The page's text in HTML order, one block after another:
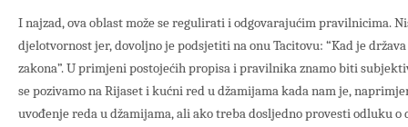
I najzad, ova oblast može se regulirati i odgovarajućim pravilnicima.
djelotvornost jer, dovoljno je podsjetiti na onu Tacitovu: “Kad je
zakona”. U primjeni postojećih propisa i pravilnika znamo biti
se pozivamo na Rijaset i kućni red u džamijama kada nam je,
uvođenje reda u džamijama, ali ako treba dosljedno provesti odluku